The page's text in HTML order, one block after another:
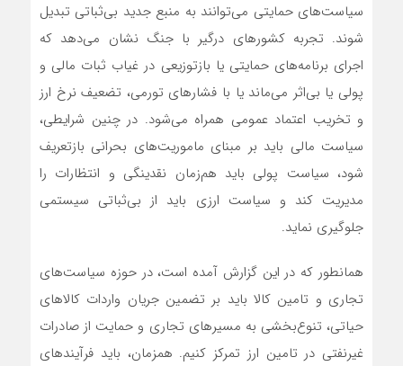
سیاست‌های حمایتی می‌توانند به منبع جدید بی‌ثباتی تبدیل
شوند. تجربه کشورهای درگیر با جنگ نشان می‌دهد که
اجرای برنامه‌های حمایتی یا بازتوزیعی در غیاب ثبات مالی و
پولی یا بی‌اثر می‌ماند یا با فشارهای تورمی، تضعیف نرخ ارز
و تخریب اعتماد عمومی همراه می‌شود. در چنین شرایطی،
سیاست مالی باید بر مبنای ماموریت‌های بحرانی بازتعریف
شود، سیاست پولی باید هم‌زمان نقدینگی و انتظارات را
مدیریت کند و سیاست ارزی باید از بی‌ثباتی سیستمی
جلوگیری نماید.
همانطور که در این گزارش آمده است، در حوزه سیاست‌های
تجاری و تامین کالا باید بر تضمین جریان واردات کالاهای
حیاتی، تنوع‌بخشی به مسیرهای تجاری و حمایت از صادرات
غیرنفتی در تامین ارز تمرکز کنیم. همزمان، باید فرآیندهای